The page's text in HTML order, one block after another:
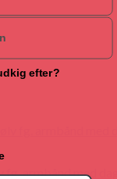
fg. armbånd med
efter?